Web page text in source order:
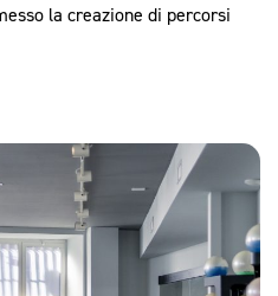
la creazione di percorsi